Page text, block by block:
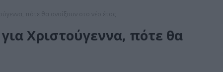
Χριστούγεννα, πότε θα